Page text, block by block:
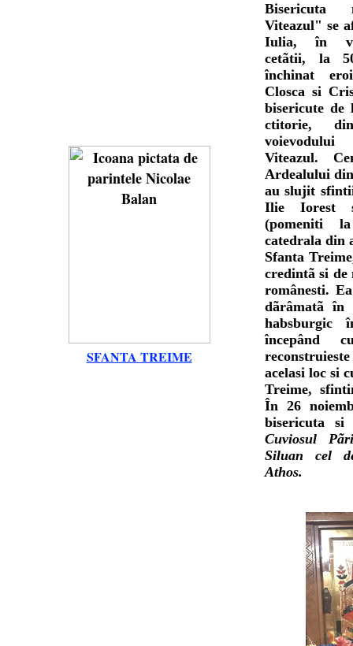
SFANTA TREIME
Bisericuta
Viteazul" se
Iulia, în
cetãtii, la
închinat
Closca si
bisericute de
ctitorie,
Viteazul.
Ardealului
au slujit
Ilie Iorest
(pomeniti
catedrala din
Sfanta
credintã si
românesti.
dãrâmatã în
habsburgic
începând
acelasi loc si
Treime,
În 26
bisericuta
Cuviosul
Siluan cel
Athos.